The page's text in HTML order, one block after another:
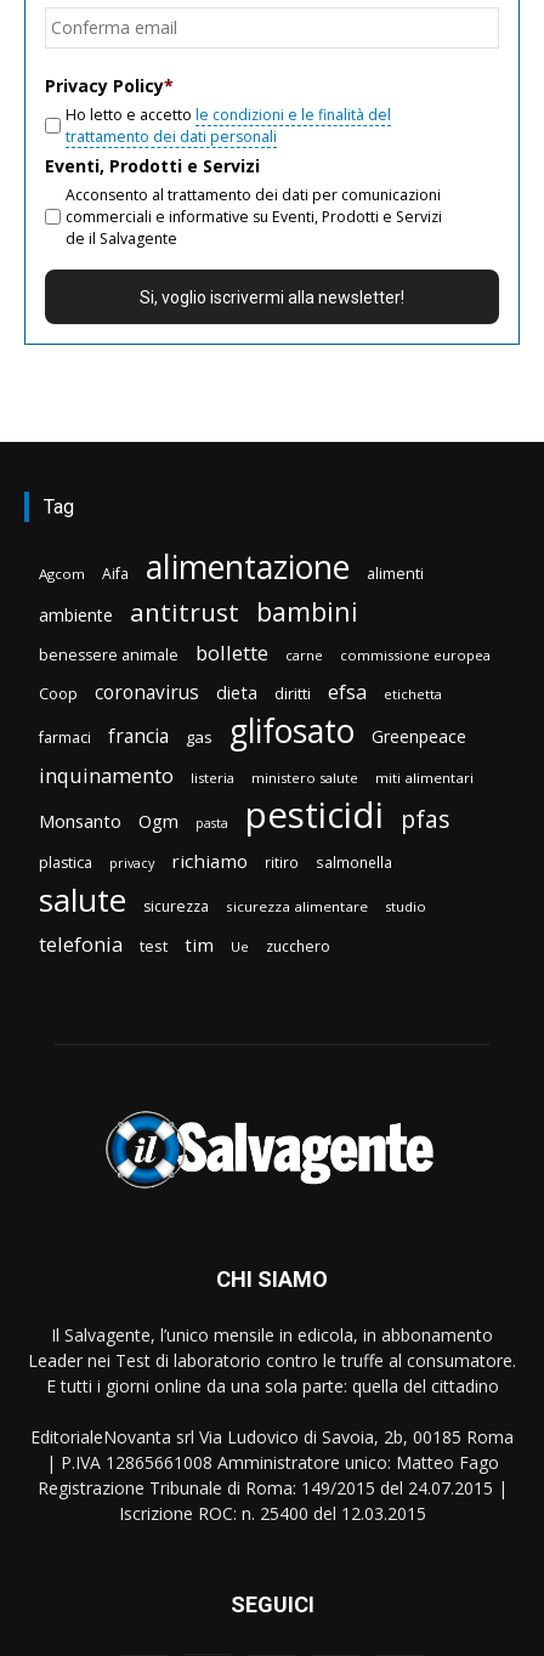
Privacy Policy*
Ho letto e accetto le condizioni e le finalità del
trattamento dei dati personali
Eventi, Prodotti e Servizi
Acconsento al trattamento dei dati per comunicazioni
commerciali e informative su Eventi, Prodotti e Servizi
de il Salvagente
Tag
Agcom Aifa alimentazione alimenti
ambiente antitrust bambini
benessere animale bollette carne commissione europea
Coop coronavirus dieta diritti efsa etichetta
farmaci francia gas glifosato Greenpeace
inquinamento listeria ministero salute miti alimentari
Monsanto Ogm pasta pesticidi pfas
plastica privacy richiamo ritiro salmonella
salute sicurezza sicurezza alimentare studio
telefonia test tim Ue zucchero
CHI SIAMO
Il Salvagente, l’unico mensile in edicola, in abbonamento
Leader nei Test di laboratorio contro le truffe al consumatore.
E tutti i giorni online da una sola parte: quella del cittadino
EditorialeNovanta srl Via Ludovico di Savoia, 2b, 00185 Roma
| P.IVA 12865661008 Amministratore unico: Matteo Fago
Registrazione Tribunale di Roma: 149/2015 del 24.07.2015 |
Iscrizione ROC: n. 25400 del 12.03.2015
SEGUICI